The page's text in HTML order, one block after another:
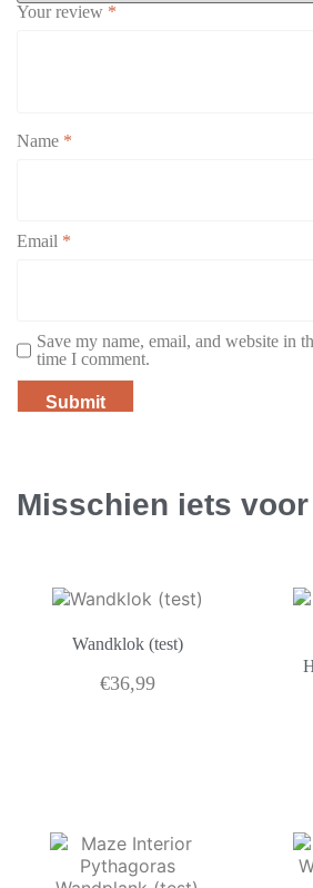
Your review *
Name *
Email *
Save my name, email, and website in
time I comment.
Misschien iets
Wandklok (test)
€36,99